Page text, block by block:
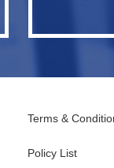
Terms &
Policy List